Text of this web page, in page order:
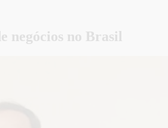
negócios no Brasil